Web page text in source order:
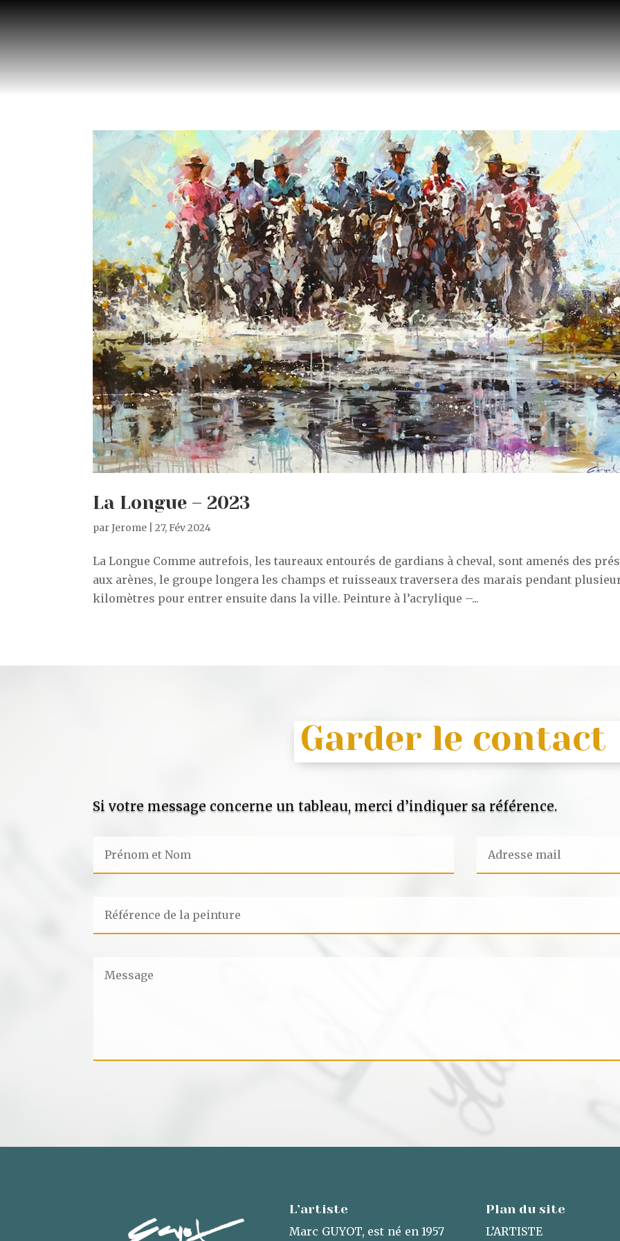
La Longue – 2023
parJerome |27, Fév 2024
La Longue Comme autrefois, les taureaux entourés de gardians à cheval, sont amenés des prés
aux arènes, le groupe longera les champs et ruisseaux traversera des marais pendant
kilomètres pour entrer ensuite dans la ville. Peinture à l’acrylique –...
Garder le contact
Si votre message concerne un tableau, merci d’indiquer sa référence.
L’artiste
Marc GUYOT, est né en 1957
Plan du site
L’ARTISTE